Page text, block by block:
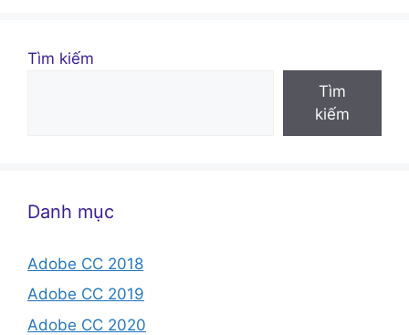
Tìm kiếm
Tìm
kiếm
Danh mục
Adobe CC 2018
Adobe CC 2019
Adobe CC 2020